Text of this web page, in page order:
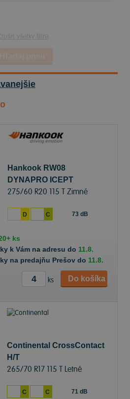
všetky filtre
Hankook RW08
DYNAPRO ICEPT
275/60 R20 115 T Zimné
D C 73 dB
ks
k Vám na adresu do 11.8.
na predajňu Prešov do 11.8.
ks Do košíka
Continental CrossContact
H/T
265/70 R17 115 T Letné
C C 71 dB